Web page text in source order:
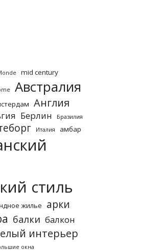
mid century
Австралия
Англия
Берлин Бразилия
Италия амбар
стиль
жилье арки
балки балкон
интерьер
окна